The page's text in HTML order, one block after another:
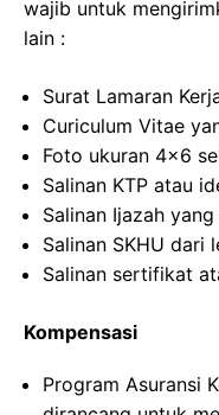
wajib untuk
lain :
Surat Lamaran
Curiculum Vitae
Foto ukuran 4×6
Salinan KTP atau
Salinan Ijazah
Salinan SKHU dari
Salinan sertifikat
Kompensasi
Program Asuransi